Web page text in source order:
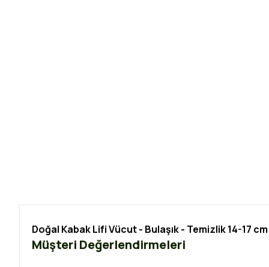
Doğal Kabak Lifi Vücut - Bulaşık - Temizlik 14-17 cm
Müşteri Değerlendirmeleri